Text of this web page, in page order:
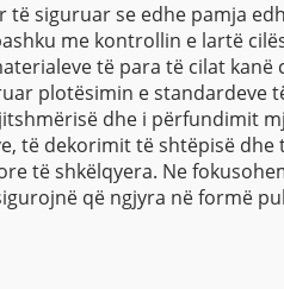
siguruar se edhe pamja
me kontrollin e lartë
të para të cilat kanë
plotësimin e standardeve
dhe i përfundimit
dekorimit të shtëpisë dhe
të shkëlqyera. Ne
që ngjyra në formë